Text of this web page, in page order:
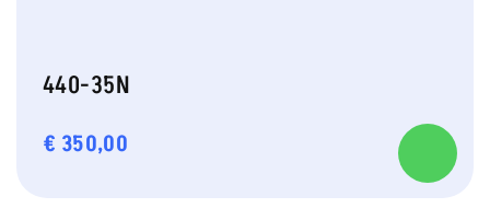
440-35N
€ 350,00